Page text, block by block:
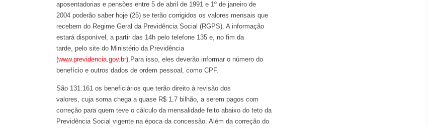
aposentadorias e pensões entre 5 de abril de 1991 e 1º de janeiro de
2004 poderão saber hoje (25) se terão corrigidos os valores mensais que
recebem do Regime Geral da Previdência Social (RGPS). A informação
estará disponível, a partir das 14h pelo telefone 135 e, no fim da
tarde, pelo site do Ministério da Previdência
(www.previdencia.gov.br).Para isso, eles deverão informar o número do
benefício e outros dados de ordem pessoal, como CPF.
São 131.161 os beneficiários que terão direito à revisão dos
valores, cuja soma chega a quase R$ 1,7 bilhão, a serem pagos com
correção para quem teve o cálculo da mensalidade feito abaixo do teto da
Previdência Social vigente na época da concessão. Além da correção do